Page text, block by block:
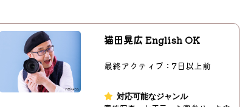
猫田晃広 English OK
最終アクティブ：7日以上前
対応可能なジャンル